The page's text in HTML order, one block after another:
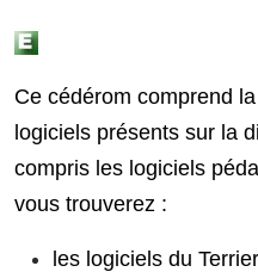
Ce cédérom comprend
logiciels présents sur la
compris les logiciels
vous trouverez :
les logiciels du